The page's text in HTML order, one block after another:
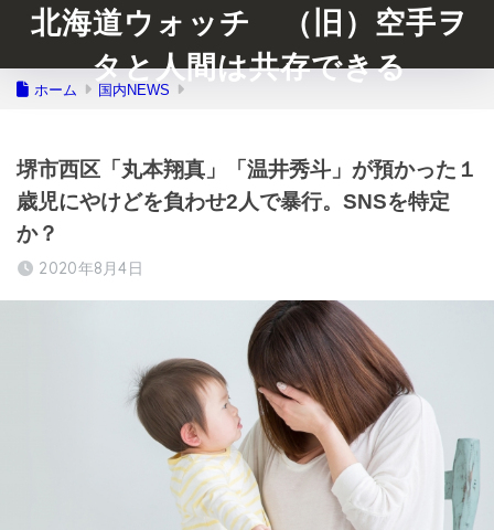
北海道ウォッチ （旧）空手ヲ
タと人間は共存できる
ホーム 国内NEWS
堺市西区「丸本翔真」「温井秀斗」が預かった１
歳児にやけどを負わせ2人で暴行。SNSを特定
か？
2020年8月4日